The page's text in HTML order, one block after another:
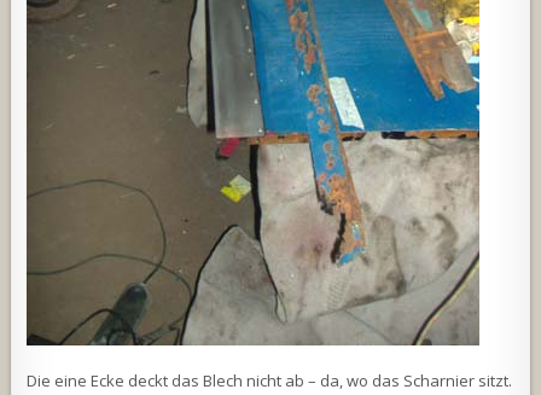
Die eine Ecke deckt das Blech nicht ab – da, wo das Scharnier sitzt.